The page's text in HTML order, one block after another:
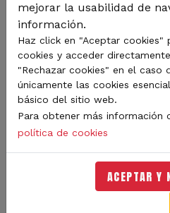
RUTA DE
Comienza la cuenta atrás para WorldSBK
MotorLand Aragón
Comienza la
para WorldSBK
test previo a
MotorLand
mejorar la usabilidad de
información.
Haz click en "Aceptar cookies"
cookies y acceder
"Rechazar cookies" en el caso
únicamente las cookies
básico del sitio web.
Para obtener más información
política de cookies
ACEPTAR Y